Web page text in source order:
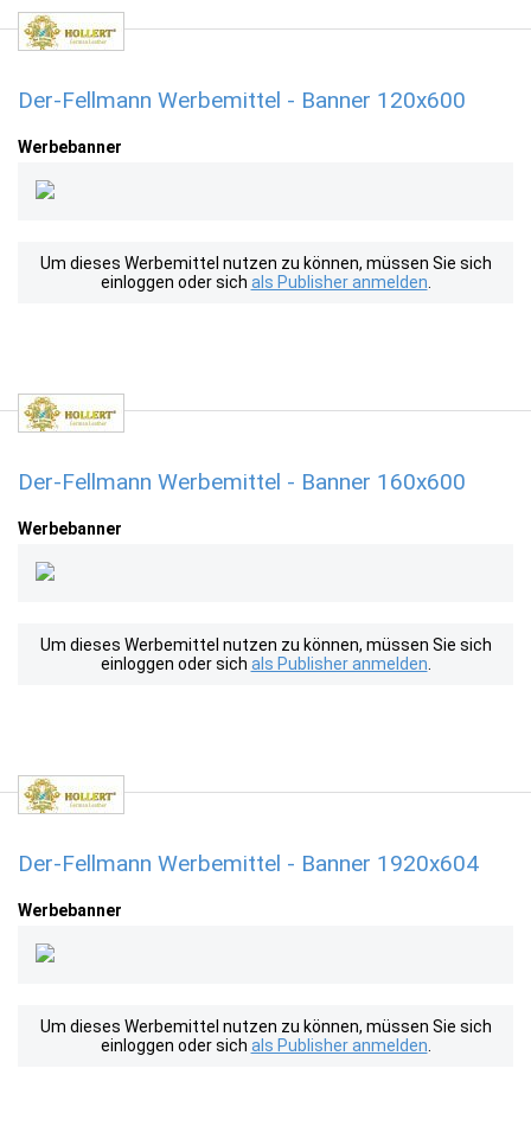
Der-Fellmann Werbemittel - Banner 120x600
Werbebanner
Um dieses Werbemittel nutzen zu können, müssen Sie sich
einloggen oder sich als Publisher anmelden
Der-Fellmann Werbemittel - Banner 160x600
Werbebanner
Um dieses Werbemittel nutzen zu können, müssen Sie sich
einloggen oder sich als Publisher anmelden
Der-Fellmann Werbemittel - Banner 1920x604
Werbebanner
Um dieses Werbemittel nutzen zu können, müssen Sie sich
einloggen oder sich als Publisher anmelden